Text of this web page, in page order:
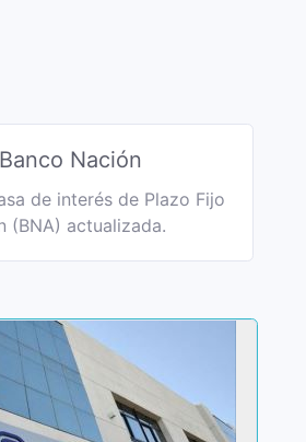
Nación
de interés de Plazo Fijo
(BNA) actualizada.